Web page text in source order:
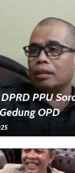
PPU
OPD